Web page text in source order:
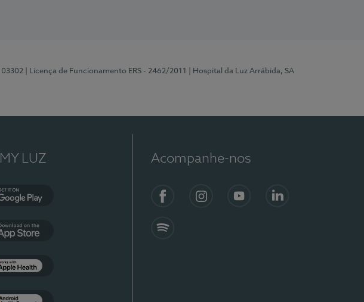
| Licença de Funcionamento ERS - 2462/2011
| Hospital da Luz Arrábida, SA
LUZ Acompanhe-nos